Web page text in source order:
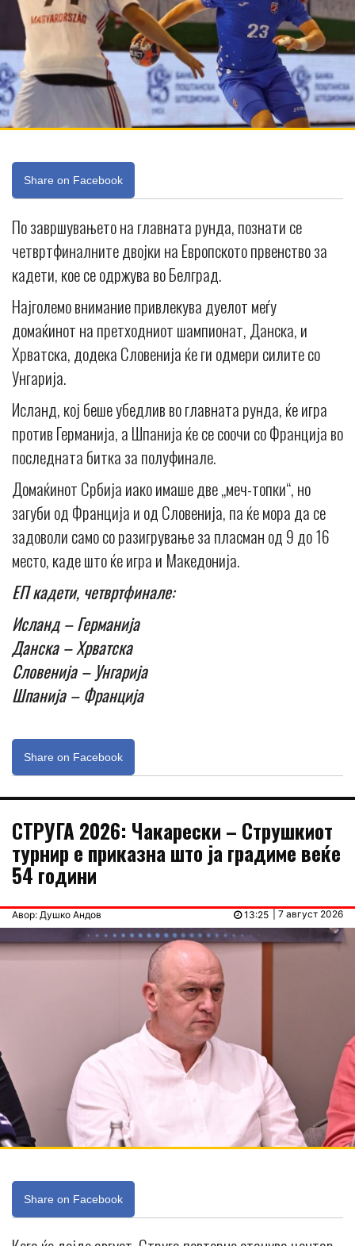
Share on Facebook
По завршувањето на главната рунда, познати се
четвртфиналните двојки на Европското првенство за
кадети, кое се одржува во Белград.
Најголемо внимание привлекува дуелот меѓу
домаќинот на претходниот шампионат, Данска, и
Хрватска, додека Словенија ќе ги одмери силите со
Унгарија.
Исланд, кој беше убедлив во главната рунда, ќе игра
против Германија, а Шпанија ќе се соочи со Франција во
последната битка за полуфинале.
Домаќинот Србија иако имаше две „меч-топки“, но
загуби од Франција и од Словенија, па ќе мора да се
задоволи само со разигрување за пласман од 9 до 16
место, каде што ќе игра и Македонија.
ЕП кадети, четвртфинале:
Исланд – Германија
Данска – Хрватска
Словенија – Унгарија
Шпанија – Франција
Share on Facebook
СТРУГА 2026: Чакарески – Струшкиот
турнир е приказна што ја градиме веќе
54 години
Авор: Душко Андов | 7 август 2026
13:25
Share on Facebook